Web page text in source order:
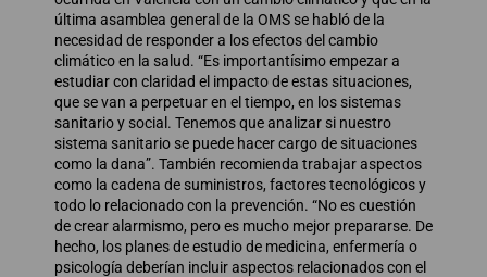
última asamblea general de la OMS se habló de la
necesidad de responder a los efectos del cambio
climático en la salud. “Es importantísimo empezar a
estudiar con claridad el impacto de estas situaciones,
que se van a perpetuar en el tiempo, en los sistemas
sanitario y social. Tenemos que analizar si nuestro
sistema sanitario se puede hacer cargo de situaciones
como la dana”. También recomienda trabajar aspectos
como la cadena de suministros, factores tecnológicos y
todo lo relacionado con la prevención. “No es cuestión
de crear alarmismo, pero es mucho mejor prepararse. De
hecho, los planes de estudio de medicina, enfermería o
psicología deberían incluir aspectos relacionados con el